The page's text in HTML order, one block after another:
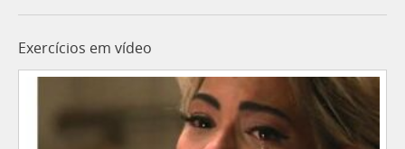
Exercícios em vídeo